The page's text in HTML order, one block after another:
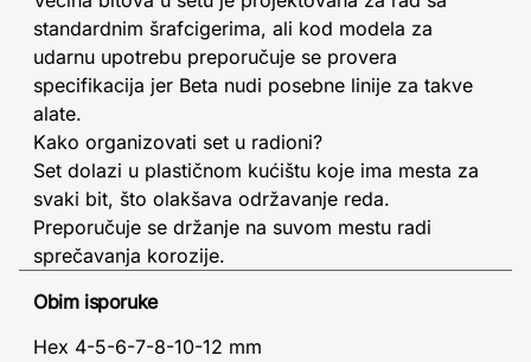
standardnim šrafcigerima, ali kod modela za
udarnu upotrebu preporučuje se provera
specifikacija jer Beta nudi posebne linije za takve
alate.
Kako organizovati set u radioni?
Set dolazi u plastičnom kućištu koje ima mesta za
svaki bit, što olakšava održavanje reda.
Preporučuje se držanje na suvom mestu radi
sprečavanja korozije.
Obim isporuke
Hex 4-5-6-7-8-10-12 mm